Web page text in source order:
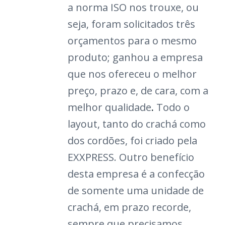
a norma ISO nos trouxe, ou
seja, foram solicitados três
orçamentos para o mesmo
produto; ganhou a empresa
que nos ofereceu o melhor
preço, prazo e, de cara, com a
melhor qualidade. Todo o
layout, tanto do crachá como
dos cordões, foi criado pela
EXXPRESS. Outro benefício
desta empresa é a confecção
de somente uma unidade de
crachá, em prazo recorde,